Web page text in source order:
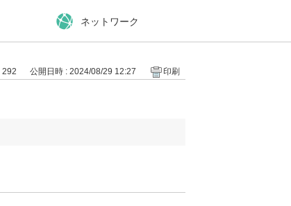
ネットワーク
292 公開日時 : 2024/08/29 12:27 印刷